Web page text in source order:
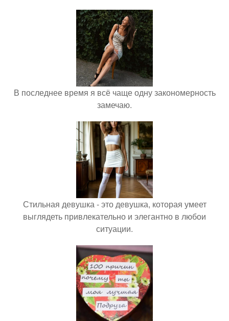
В последнее время я всё чаще одну закономерность
замечаю.
Стильная девушка - это девушка, которая умеет
выглядеть привлекательно и элегантно в любои
ситуации.